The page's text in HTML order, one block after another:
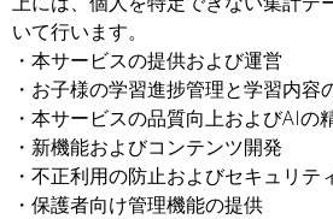
いて行います。
・本サービスの提供および運営
・お子様の学習進捗管理と学習内容
・本サービスの品質向上およびAIの
・新機能およびコンテンツ開発
・不正利用の防止およびセキュリテ
・保護者向け管理機能の提供